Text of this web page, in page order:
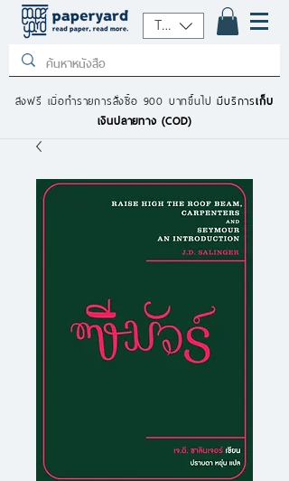
THB (฿)
ส่งฟรี เมื่อทำรายการสั่งซื้อ 900 บาทขึ้นไปมีบริการเก็บ
เงินปลายทาง (COD)